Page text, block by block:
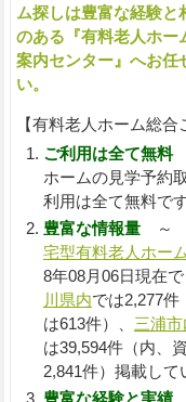
ム探しは豊富な経験と
のある『有料老人ホー
案内センター』へお任
い。
【有料老人ホーム総合
ご利用は全て無料
ホームの見学予約
利用は全て無料です
豊富な情報量～
宅型有料老人ホーム
8年08月06日現在
川県内では2,277
は613件）、 三浦市
は39,594件（内、
2,841件）掲載して
豊富な経験と実績